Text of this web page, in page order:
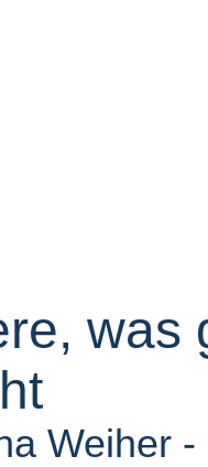
was
Weiher -